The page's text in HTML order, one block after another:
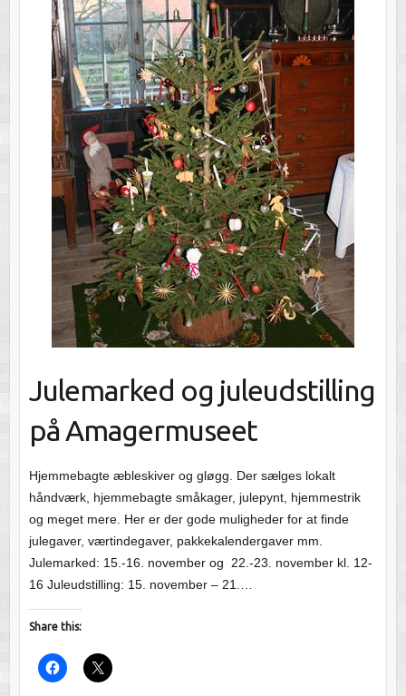
Julemarked og juleudstilling
på Amagermuseet
Hjemmebagte æbleskiver og gløgg. Der sælges lokalt
håndværk, hjemmebagte småkager, julepynt, hjemmestrik
og meget mere. Her er der gode muligheder for at finde
julegaver, værtindegaver, pakkekalendergaver mm.
Julemarked: 15.-16. november og 22.-23. november kl. 12-
16 Juleudstilling: 15. november – 21.…
Share this: